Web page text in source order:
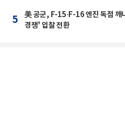
5
美 공군, F-15·F-16 엔진 독점
경쟁' 입찰 전환